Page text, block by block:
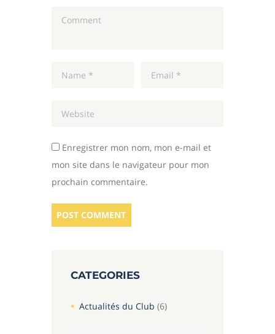
Enregistrer mon nom, mon e-mail et
mon site dans le navigateur pour mon
prochain commentaire.
CATEGORIES
Actualités du Club (6)